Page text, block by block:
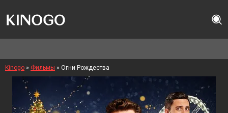
Kinogo » Фильмы » Огни Рождества